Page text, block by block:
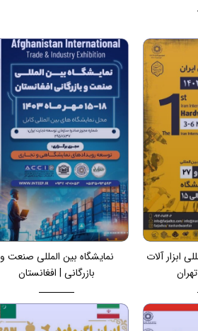
ابزار آلات
نمایشگاه بین المللی صنعت و
بازرگانی | افغانستان